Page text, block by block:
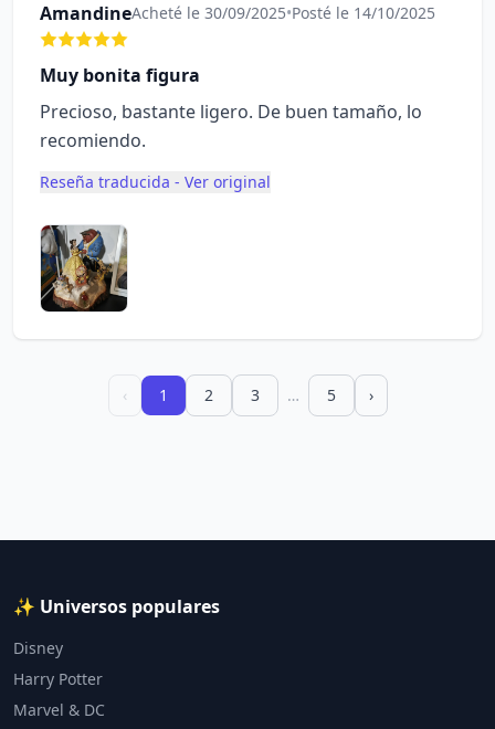
AmandineAcheté le 30/09/2025•Posté le 14/10/2025
Muy bonita figura
Precioso, bastante ligero. De buen tamaño, lo
recomiendo.
Reseña traducida - Ver original
‹ 1 2 3 … 5 ›
✨ Universos populares
Disney
Harry Potter
Marvel & DC